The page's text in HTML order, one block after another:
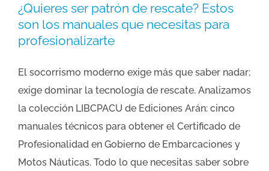
¿Quieres ser patrón de rescate? Estos
son los manuales que necesitas para
profesionalizarte
El socorrismo moderno exige más que saber nadar;
exige dominar la tecnología de rescate. Analizamos
la colección LIBCPACU de Ediciones Arán: cinco
manuales técnicos para obtener el Certificado de
Profesionalidad en Gobierno de Embarcaciones y
Motos Náuticas. Todo lo que necesitas saber sobre